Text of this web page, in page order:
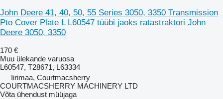
John Deere 41, 40, 50, 55 Series 3050, 3350 Transmission
Pto Cover Plate L L60547 tüübi jaoks ratastraktori John
Deere 3050, 3350
170 €
Muu ülekande varuosa
L60547, T28671, L63334
Iirimaa, Courtmacsherry
COURTMACSHERRY MACHINERY LTD
Võta ühendust müüjaga